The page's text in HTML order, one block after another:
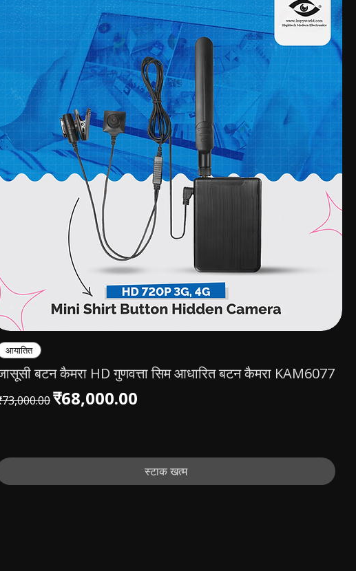
आयातित
बटन कैमरा HD गुणवत्ता सिम आधारित बटन कैमरा KAM6077
मूल्य
बिक्री मूल्य
₹68,000.00
स्टाक खत्म